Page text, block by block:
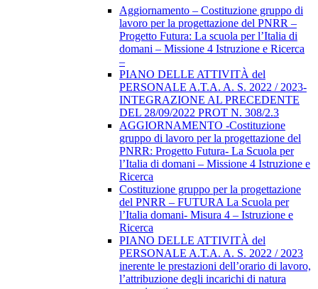
Aggiornamento – Costituzione gruppo di
lavoro per la progettazione del PNRR –
Progetto Futura: La scuola per l’Italia di
domani – Missione 4 Istruzione e Ricerca
–
PIANO DELLE ATTIVITÀ del
PERSONALE A.T.A. A. S. 2022 / 2023-
INTEGRAZIONE AL PRECEDENTE
DEL 28/09/2022 PROT N. 308/2.3
AGGIORNAMENTO -Costituzione
gruppo di lavoro per la progettazione del
PNRR: Progetto Futura- La Scuola per
l’Italia di domani – Missione 4 Istruzione e
Ricerca
Costituzione gruppo per la progettazione
del PNRR – FUTURA La Scuola per
l’Italia domani- Misura 4 – Istruzione e
Ricerca
PIANO DELLE ATTIVITÀ del
PERSONALE A.T.A. A. S. 2022 / 2023
inerente le prestazioni dell’orario di lavoro,
l’attribuzione degli incarichi di natura